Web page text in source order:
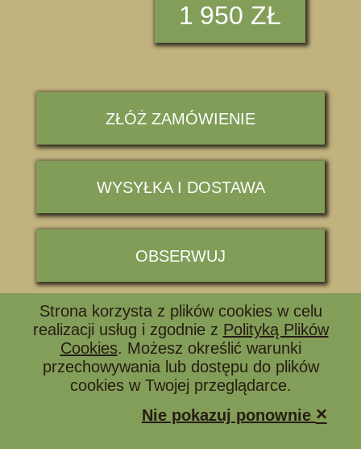
1 950 ZŁ
ZŁÓŻ ZAMÓWIENIE
WYSYŁKA I DOSTAWA
OBSERWUJ
📞 ZADZWOŃ I ZAPYTAJ
Strona korzysta z plików cookies w celu
realizacji usług i zgodnie z Polityką Plików
Cookies. Możesz określić warunki
przechowywania lub dostępu do plików
cookies w Twojej przeglądarce.
Nie pokazuj ponownie ×